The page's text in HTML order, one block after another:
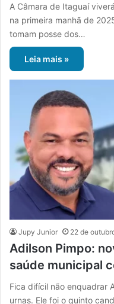
A Câmara de Itaguaí
na primeira manhã de
tomam posse dos…
Leia mais »
Jupy Junior 22 de
Adilson Pimpo:
saúde municipal
Fica difícil não enquadrar
urnas. Ele foi o quinto